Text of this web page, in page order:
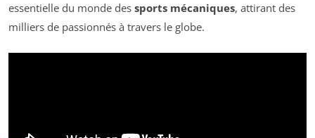
essentielle du monde des sports mécaniques, attirant des
milliers de passionnés à travers le globe.